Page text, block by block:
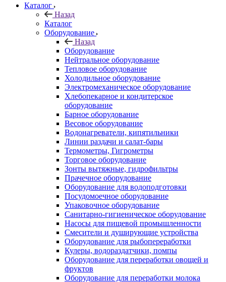
Каталог
Назад
Каталог
Оборудование
Назад
Оборудование
Нейтральное оборудование
Тепловое оборудование
Холодильное оборудование
Электромеханическое оборудование
Хлебопекарное и кондитерское
оборудование
Барное оборудование
Весовое оборудование
Водонагреватели, кипятильники
Линии раздачи и салат-бары
Термометры, Гигрометры
Торговое оборудование
Зонты вытяжные, гидрофильтры
Прачечное оборудование
Оборудование для водоподготовки
Посудомоечное оборудование
Упаковочное оборудование
Санитарно-гигиеническое оборудование
Насосы для пищевой промышленности
Смесители и душирующие устройства
Оборудование для рыбопереработки
Кулеры, водораздатчики, помпы
Оборудование для переработки овощей и
фруктов
Оборудование для переработки молока